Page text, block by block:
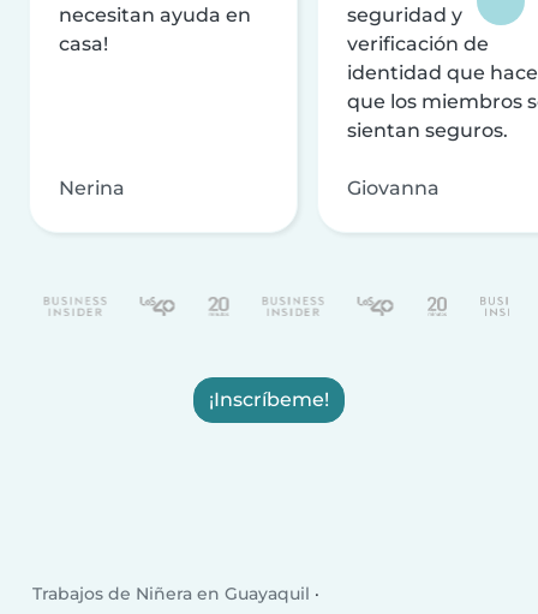
necesitan ayuda en
casa!
Nerina
seguridad y
verificación de
identidad que
que los miembros
sientan seguros.
Giovanna
¡Inscríbeme!
Trabajos de Niñera en Guayaquil